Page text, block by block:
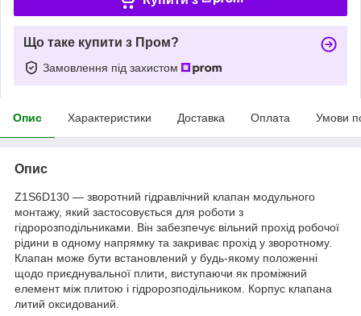
Що таке купити з Пром?
Замовлення під захистом
Опис Характеристики Доставка Оплата Умови
Опис
Z1S6D130 — зворотний гідравлічний клапан модульного
монтажу, який застосовується для роботи з
гідророзподільниками. Він забезпечує вільний прохід робочої
рідини в одному напрямку та закриває прохід у зворотному.
Клапан може бути встановлений у будь-якому положенні
щодо приєднувальної плити, виступаючи як проміжний
елемент між плитою і гідророзподільником. Корпус клапана
литий оксидований.